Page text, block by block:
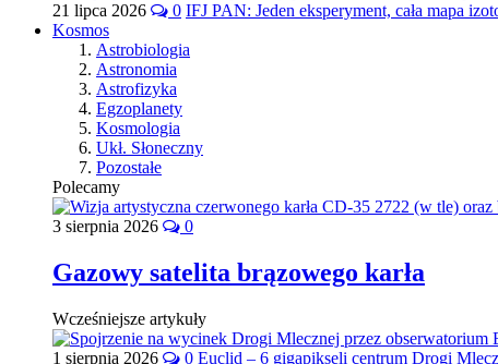
21 lipca 2026 0 IFJ PAN: Jeden eksperyment, cała mapa
Kosmos
Astrobiologia
Astronomia
Astrofizyka
Egzoplanety
Kosmologia
Ukł. Słoneczny
Pozostałe
Polecamy
3 sierpnia 2026 0
Gazowy satelita brązowego karła
Wcześniejsze artykuły
1 sierpnia 2026 0 Euclid – 6 gigapikseli centrum Drogi